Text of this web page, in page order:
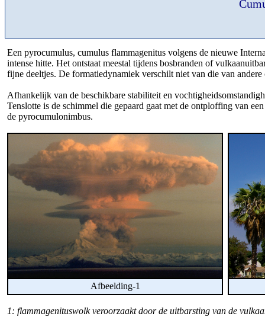
Een pyrocumulus, cumulus flammagenitus volgens de nieuwe
intense hitte. Het ontstaat meestal tijdens bosbranden of
fijne deeltjes. De formatiedynamiek verschilt niet van die van
Afhankelijk van de beschikbare stabiliteit en
Tenslotte is de schimmel die gepaard gaat met de ontploffing van
de pyrocumulonimbus.
Afbeelding-1
1: flammagenituswolk veroorzaakt door de uitbarsting van de